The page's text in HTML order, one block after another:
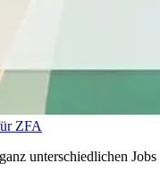
ZFA
unterschiedlichen